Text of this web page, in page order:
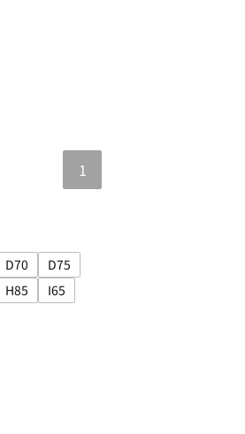
1
込み: C85
で絞り込み: D65
D70
サイズで絞り込み: D70
D75
サイズで絞り込み: D75
込み: H75
で絞り込み: H80
H85
サイズで絞り込み: H85
I65
サイズで絞り込み: I65